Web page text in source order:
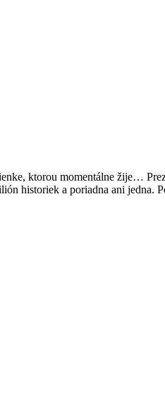
ktorou momentálne žije…
historiek a poriadna ani jedna.